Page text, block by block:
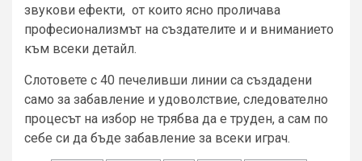
звукови ефекти, от които ясно проличава
професионализмът на създателите и и вниманието
към всеки детайл.
Слотовете с 40 печеливши линии са създадени
само за забавление и удоволствие, следователно
процесът на избор не трябва да е труден, а сам по
себе си да бъде забавление за всеки играч.